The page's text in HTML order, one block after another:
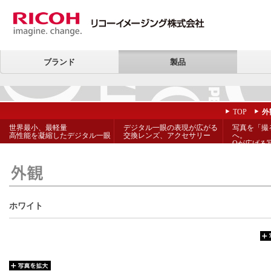
ブランド 製品
TOP
外
世界最小、最軽量
高性能を凝縮したデジタル一眼
デジタル一眼の表現が広がる
交換レンズ、アクセサリー
写真を「撮
へ。
Qが広げる
ホワイト